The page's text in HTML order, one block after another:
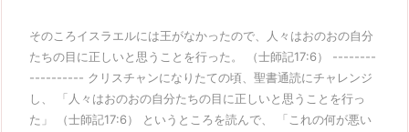
そのころイスラエルには王がなかったので、人々はおのおの自分
たちの目に正しいと思うことを行った。 （士師記17:6） --------
---------- クリスチャンになりたての頃、聖書通読にチャレンジ
し、 「人々はおのおの自分たちの目に正しいと思うことを行っ
た」 （士師記17:6） というところを読んで、 「これの何が悪い